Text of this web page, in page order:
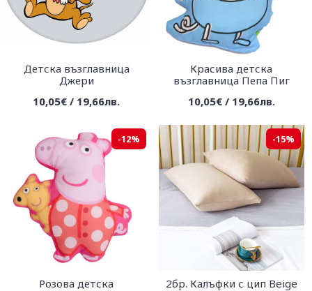
Детска възглавница
Джери
10,05€ / 19,66лв.
Красива детска
възглавница Пепа Пиг
10,05€ / 19,66лв.
-12%
Розова детска
-15%
2бр. Калъфки с цип Beige